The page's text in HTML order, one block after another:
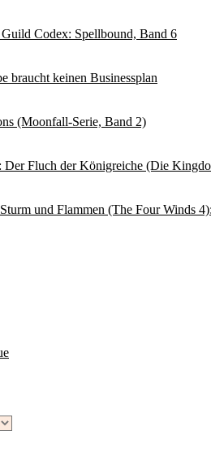
Codex: Spellbound, Band 6
braucht keinen Businessplan
(Moonfall-Serie, Band 2)
Fluch der Königreiche (Die
und Flammen (The Four Winds 4):